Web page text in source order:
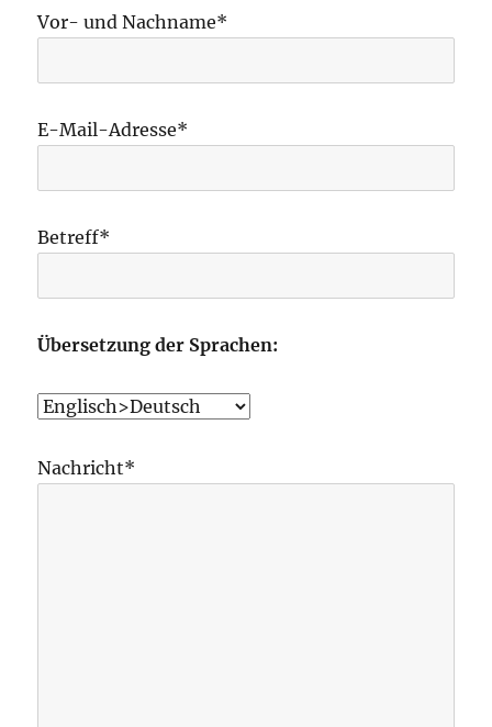
Vor- und Nachname*
E-Mail-Adresse*
Betreff*
Übersetzung der Sprachen:
Nachricht*